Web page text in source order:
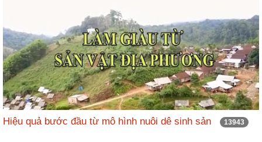
Hiệu quả bước đầu từ mô hình nuôi dê sinh sản 13943